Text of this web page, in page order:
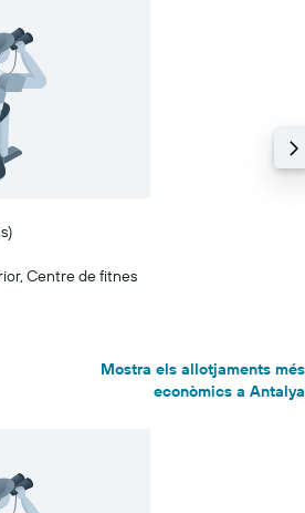
Centre de fitnes
Mostra els allotjaments més
econòmics a Antalya